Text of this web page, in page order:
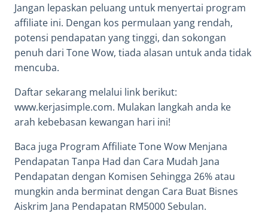
Jangan lepaskan peluang untuk menyertai program
affiliate ini. Dengan kos permulaan yang rendah,
potensi pendapatan yang tinggi, dan sokongan
penuh dari Tone Wow, tiada alasan untuk anda tidak
mencuba.
Daftar sekarang melalui link berikut:
www.kerjasimple.com. Mulakan langkah anda ke
arah kebebasan kewangan hari ini!
Baca juga Program Affiliate Tone Wow Menjana
Pendapatan Tanpa Had dan Cara Mudah Jana
Pendapatan dengan Komisen Sehingga 26%atau
mungkin anda berminat dengan Cara Buat Bisnes
Aiskrim Jana Pendapatan RM5000 Sebulan.